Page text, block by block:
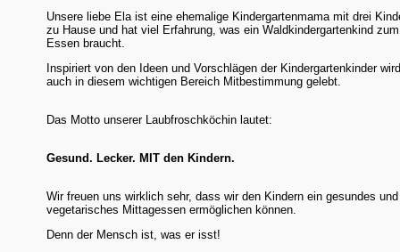
Unsere liebe Ela ist eine ehemalige Kindergartenmama mit drei
zu Hause und hat viel Erfahrung, was ein Waldkindergartenkind zum
Essen braucht.
Inspiriert von den Ideen und Vorschlägen der Kindergartenkinder
auch in diesem wichtigen Bereich Mitbestimmung gelebt.
Das Motto unserer Laubfroschköchin lautet:
Gesund. Lecker. MIT den Kindern.
Wir freuen uns wirklich sehr, dass wir den Kindern ein gesundes und
vegetarisches Mittagessen ermöglichen können.
Denn der Mensch ist, was er isst!